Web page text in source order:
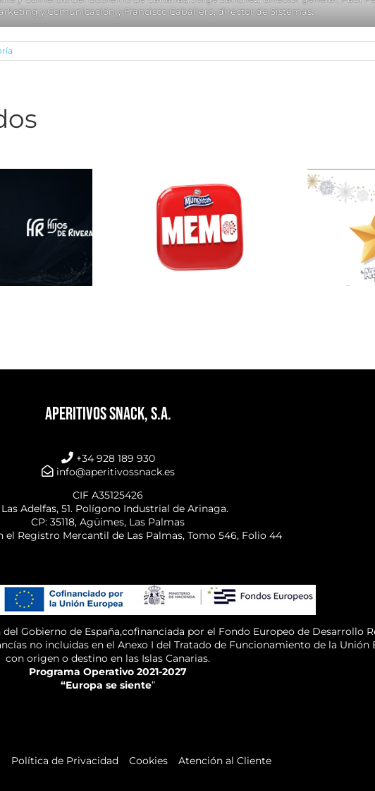
y Comunicación y Francisco Caballero, director de Sistemas.
Aperitivos Snack impulsa
Munchitos
APERITIVOS SNACK, S.A.
+34 928 189 930
info@aperitivossnack.es
CIF A35125426
Adelfas, 51. Polígono Industrial de Arinaga.
CP: 35118, Agüimes, Las Palmas
el Registro Mercantil de Las Palmas, Tomo 546, Folio 44
Gobierno de España,cofinanciada por el Fondo Europeo de Desarrollo
no incluidas en el Anexo I del Tratado de Funcionamiento de la Unión
con origen o destino en las Islas Canarias.
Programa Operativo 2021-2027
“Europa se siente”
Política de Privacidad Cookies Atención al Cliente